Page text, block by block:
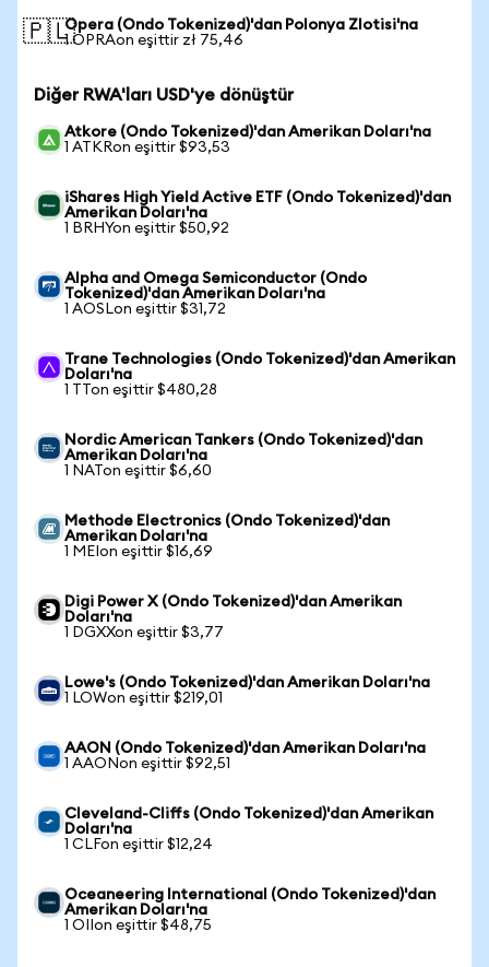
🇵🇱Opera (Ondo Tokenized)'dan Polonya Zlotisi'na
1 OPRAon eşittir zł 75,46
Diğer RWA'ları USD'ye dönüştür
Atkore (Ondo Tokenized)'dan Amerikan Doları'na
1 ATKRon eşittir $93,53
iShares High Yield Active ETF (Ondo Tokenized)'dan
Amerikan Doları'na
1 BRHYon eşittir $50,92
Alpha and Omega Semiconductor (Ondo
Tokenized)'dan Amerikan Doları'na
1 AOSLon eşittir $31,72
Trane Technologies (Ondo Tokenized)'dan Amerikan
Doları'na
1 TTon eşittir $480,28
Nordic American Tankers (Ondo Tokenized)'dan
Amerikan Doları'na
1 NATon eşittir $6,60
Methode Electronics (Ondo Tokenized)'dan
Amerikan Doları'na
1 MEIon eşittir $16,69
Digi Power X (Ondo Tokenized)'dan Amerikan
Doları'na
1 DGXXon eşittir $3,77
Lowe's (Ondo Tokenized)'dan Amerikan Doları'na
1 LOWon eşittir $219,01
AAON (Ondo Tokenized)'dan Amerikan Doları'na
1 AAONon eşittir $92,51
Cleveland-Cliffs (Ondo Tokenized)'dan Amerikan
Doları'na
1 CLFon eşittir $12,24
Oceaneering International (Ondo Tokenized)'dan
Amerikan Doları'na
1 OIIon eşittir $48,75